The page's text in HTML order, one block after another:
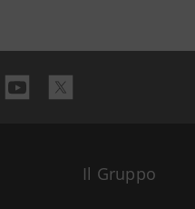
Il Gruppo